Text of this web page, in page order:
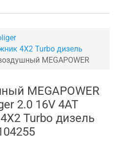
4X2 Turbo дизель
MEGAPOWER
MEGAPOWER
2.0 16V 4AT
Turbo дизель